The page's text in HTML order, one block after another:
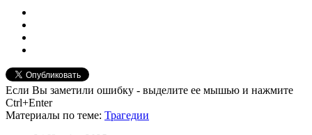
Если Вы заметили ошибку - выделите ее мышью и нажмите
Ctrl+Enter
Материалы по теме: Трагедии